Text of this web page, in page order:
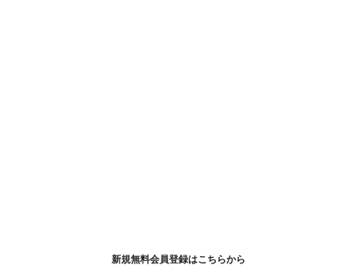
新規無料会員登録はこちらから